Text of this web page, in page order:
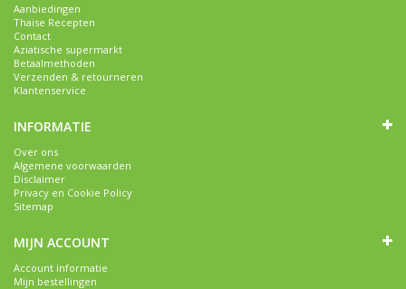
Aanbiedingen
Thaise Recepten
Contact
Aziatische supermarkt
Betaalmethoden
Verzenden & retourneren
Klantenservice
INFORMATIE
Over ons
Algemene voorwaarden
Disclaimer
Privacy en Cookie Policy
Sitemap
MIJN ACCOUNT
Account informatie
Mijn bestellingen